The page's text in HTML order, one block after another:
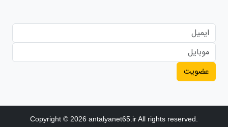
عضویت
Copyright © 2026 antalyanet65.ir All rights reserved.